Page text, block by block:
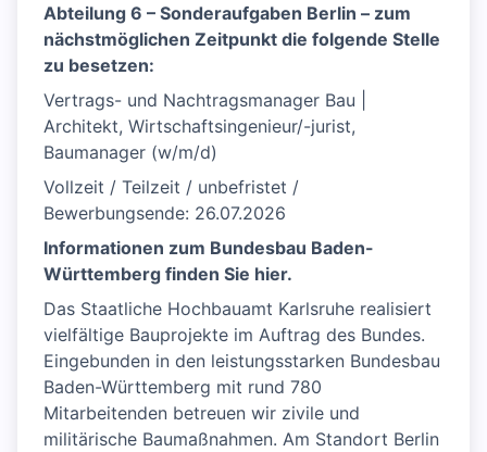
Abteilung 6 – Sonderaufgaben Berlin – zum
nächstmöglichen Zeitpunkt die folgende Stelle
zu besetzen:
Vertrags- und Nachtragsmanager Bau |
Architekt, Wirtschaftsingenieur/-jurist,
Baumanager (w/m/d)
Vollzeit / Teilzeit / unbefristet /
Bewerbungsende: 26.07.2026
Informationen zum Bundesbau Baden-
Württemberg finden Sie hier.
Das Staatliche Hochbauamt Karlsruhe realisiert
vielfältige Bauprojekte im Auftrag des Bundes.
Eingebunden in den leistungsstarken Bundesbau
Baden-Württemberg mit rund 780
Mitarbeitenden betreuen wir zivile und
militärische Baumaßnahmen. Am Standort Berlin